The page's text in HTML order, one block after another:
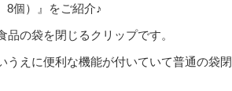
8個）』をご紹介♪
の袋を閉じるクリップです。
えに便利な機能が付いていて普通の袋閉